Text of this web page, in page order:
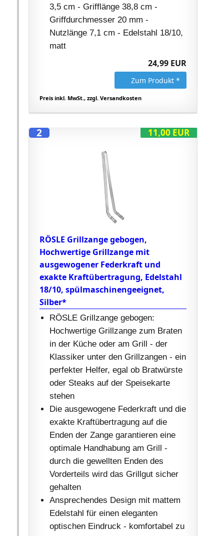
3,5 cm - Grifflänge 38,8 cm -
Griffdurchmesser 20 mm -
Nutzlänge 7,1 cm - Edelstahl 18/10,
matt
24,99 EUR
Zum Produkt *
Preis inkl. MwSt., zzgl. Versandkosten
11,00 EUR
2
RÖSLE Grillzange gebogen,
Hochwertige Grillzange mit
ausgewogener Federkraft und
exakte Kraftübertragung, Edelstahl
18/10, spülmaschinengeeignet,
Silber*
RÖSLE Grillzange gebogen:
Hochwertige Grillzange zum Braten
in der Küche oder am Grill - der
Klassiker unter den Grillzangen - ein
perfekter Helfer, egal ob Bratwürste
oder Steaks auf der Speisekarte
stehen
Die ausgewogene Federkraft und die
exakte Kraftübertragung auf die
Enden der Zange garantieren eine
optimale Handhabung am Grill -
durch die gewellten Enden des
Vorderteils wird das Grillgut sicher
gehalten
Ansprechendes Design mit mattem
Edelstahl für einen eleganten
optischen Eindruck - komfortabel zu